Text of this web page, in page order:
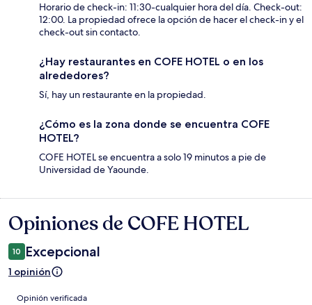
Horario de check-in: 11:30-cualquier hora del día. Check-out:
12:00. La propiedad ofrece la opción de hacer el check-in y el
check-out sin contacto.
¿Hay restaurantes en COFE HOTEL o en los
alrededores?
Sí, hay un restaurante en la propiedad.
¿Cómo es la zona donde se encuentra COFE
HOTEL?
COFE HOTEL se encuentra a solo 19 minutos a pie de
Universidad de Yaounde.
Opiniones
Opiniones de COFE HOTEL
10 Excepcional
1 opinión
Opiniones
Opinión verificada